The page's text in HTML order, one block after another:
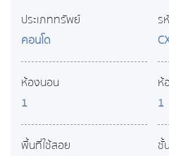
ประเภททรัพย์
คอนโด
ห้องนอน
1
พื้นที่ใช้สอย
ร
ห้
1
ชั้